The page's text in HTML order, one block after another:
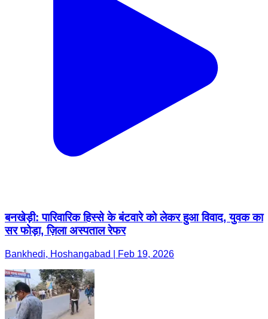
बनखेड़ी: पारिवारिक हिस्से के बंटवारे को लेकर हुआ विवाद, युवक का
सर फोड़ा, ज़िला अस्पताल रेफर
Bankhedi, Hoshangabad | Feb 19, 2026